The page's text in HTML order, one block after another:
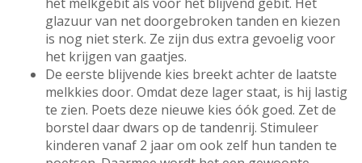
glazuur van net doorgebroken tanden en kiezen
is nog niet sterk. Ze zijn dus extra gevoelig voor
het krijgen van gaatjes.
De eerste blijvende kies breekt achter de laatste
melkkies door. Omdat deze lager staat, is hij lastig
te zien. Poets deze nieuwe kies óók goed. Zet de
borstel daar dwars op de tandenrij. Stimuleer
kinderen vanaf 2 jaar om ook zelf hun tanden te